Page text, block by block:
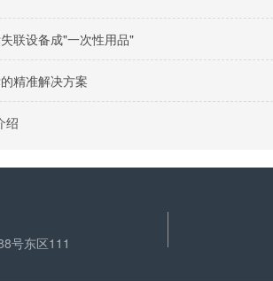
联设备成"一次性用品"
精准解决方案
绍
号东区111